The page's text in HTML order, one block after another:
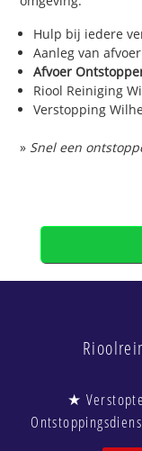
Hulp bij iedere
Aanleg van
Afvoer
Riool Reiniging
Verstopping
» Snel een
★